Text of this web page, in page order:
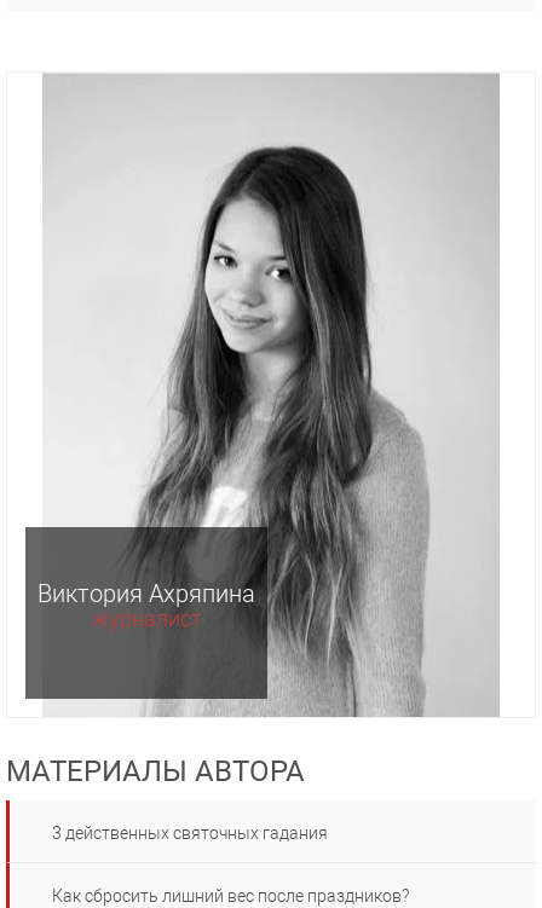
Виктория Ахряпина
журналист
МАТЕРИАЛЫ АВТОРА
3 действенных святочных гадания
Как сбросить лишний вес после праздников?